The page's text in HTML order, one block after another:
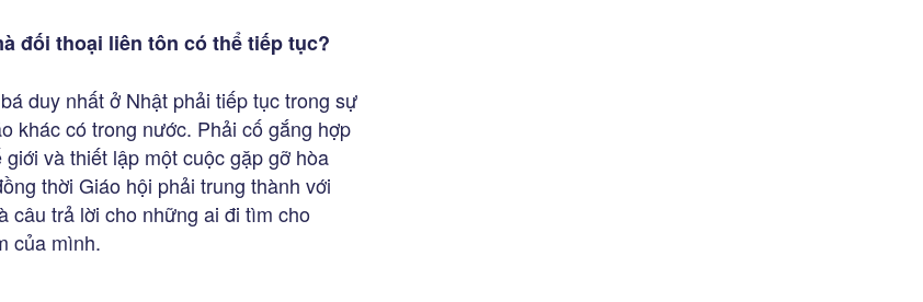
đối thoại liên tôn có thể tiếp tục?
duy nhất ở Nhật phải tiếp tục trong sự
khác có trong nước. Phải cố gắng hợp
và thiết lập một cuộc gặp gỡ hòa
thời Giáo hội phải trung thành với
câu trả lời cho những ai đi tìm cho
của mình.